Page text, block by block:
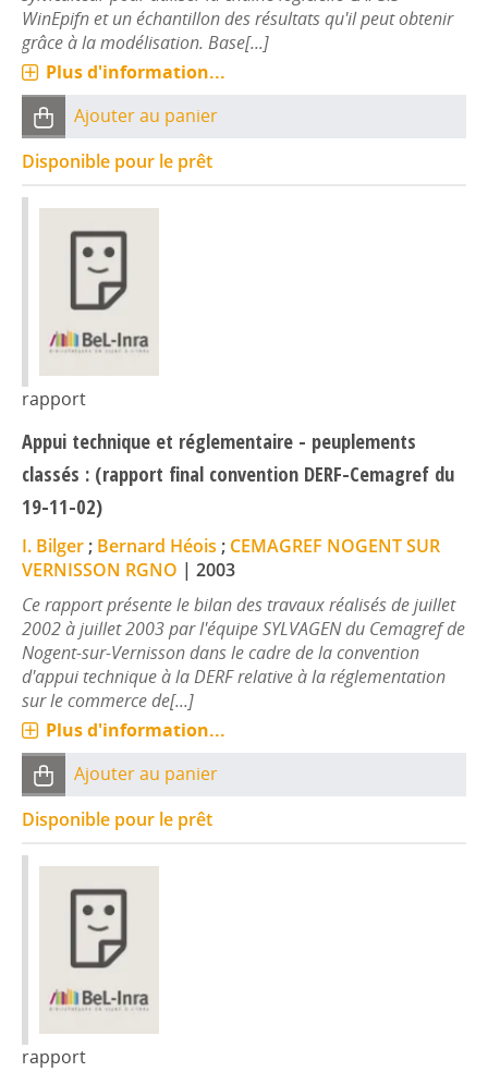
WinEpifn et un échantillon des résultats qu'il peut obtenir
grâce à la modélisation. Base[...]
Plus d'information...
Ajouter au panier
Disponible pour le prêt
rapport
Appui technique et réglementaire - peuplements
classés : (rapport final convention DERF-Cemagref du
19-11-02)
I. Bilger ; Bernard Héois ; CEMAGREF NOGENT SUR
VERNISSON RGNO | 2003
Ce rapport présente le bilan des travaux réalisés de juillet
2002 à juillet 2003 par l'équipe SYLVAGEN du Cemagref de
Nogent-sur-Vernisson dans le cadre de la convention
d'appui technique à la DERF relative à la réglementation
sur le commerce de[...]
Plus d'information...
Ajouter au panier
Disponible pour le prêt
rapport